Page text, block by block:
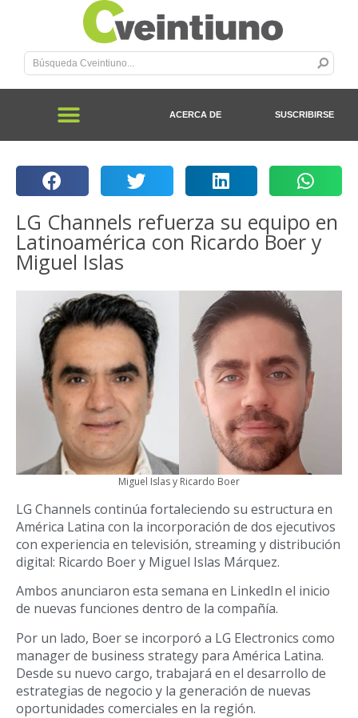
ACERCA DE SUSCRIBIRSE
LG Channels refuerza su equipo en
Latinoamérica con Ricardo Boer y
Miguel Islas
Miguel Islas y Ricardo Boer
LG Channels continúa fortaleciendo su estructura en
América Latina con la incorporación de dos ejecutivos
con experiencia en televisión, streaming y distribución
digital: Ricardo Boer y Miguel Islas Márquez.
Ambos anunciaron esta semana en LinkedIn el inicio
de nuevas funciones dentro de la compañía.
Por un lado, Boer se incorporó a LG Electronics como
manager de business strategy para América Latina.
Desde su nuevo cargo, trabajará en el desarrollo de
estrategias de negocio y la generación de nuevas
oportunidades comerciales en la región.